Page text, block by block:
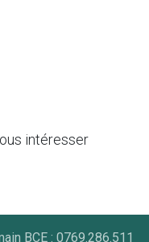
intéresser
BCE : 0769.286.511